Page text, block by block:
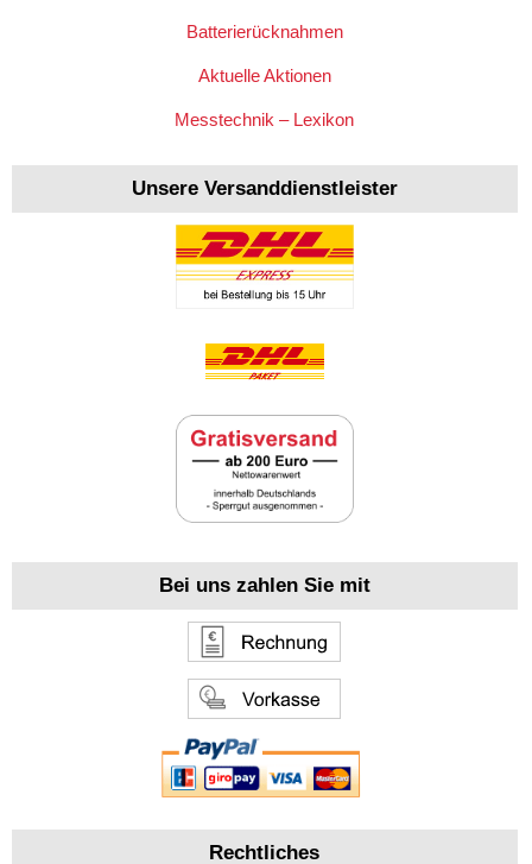
Batterierücknahmen
Aktuelle Aktionen
Messtechnik – Lexikon
Unsere Versanddienstleister
Bei uns zahlen Sie mit
Rechtliches